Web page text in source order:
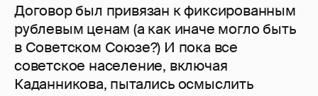
Договор был привязан к фиксированным
рублевым ценам (а как иначе могло быть
в Советском Союзе?) И пока все
советское население, включая
Каданникова, пытались осмыслить